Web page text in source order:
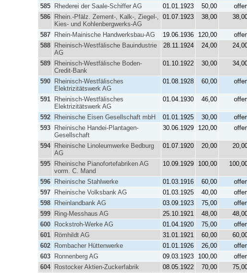
585
Rhederei der Saale-Schiffer AG 01.01.1923 50,00
586
Rhein.-Pfälz. Zement-, Kalk-, Ziegel-,
Kies- und Kohlenbergwerks-AG
01.07.1923 38,00
587 Rhein-Mainische Handwerksbau-AG 19.06.1936 120,00
588
Rheinisch-Westfälische Bauindustrie
AG
28.11.1924 24,00
589
Rheinisch-Westfälische Boden-
Credit-Bank
01.10.1922 30,00
590
Rheinisch-Westfälisches
Elektrizitätswerk AG
01.08.1928 60,00
591
Rheinisch-Westfälisches
Elektrizitätswerk AG
01.04.1930 46,00
592 Rheinische Eisen Gesellschaft mbH 01.01.1925 30,00
593
Rheinische Handei-Plantagen-
Gesellschaft
30.06.1929 120,00
594
Rheinische Linoleumwerke Bedburg
AG
01.07.1920 20,00
595
Rheinische Pianofortefabriken AG
vorm. C. Mand
10.09.1929 100,00
596 Rheinische Stahlwerke 01.03.1916 60,00
597
Rheinische Volksbank AG 01.03.1925 40,00
598
Rheinlandbank AG 03.09.1923 75,00
599
Ring-Messhaus AG 25.10.1921 48,00
600
Rockstroh-Werke AG 01.04.1920 75,00
601
Römhildt AG 31.01.1921 60,00
602
Rombacher Hüttenwerke 01.01.1926 26,00
603
Ronnenberg AG 09.03.1923 100,00
604
Rostocker Aktien-Zuckerfabrik 08.05.1922 70,00